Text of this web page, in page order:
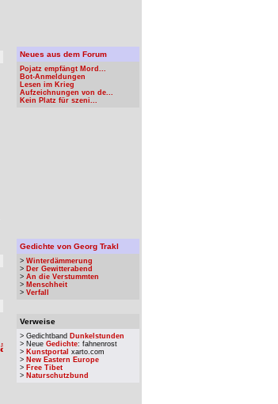
Neues aus dem Forum
Pojatz empfängt Mord...
Bot-Anmeldungen
Lesen im Krieg
Aufzeichnungen von de...
Kein Platz für szeni...
Gedichte von Georg Trakl
> Winterdämmerung
> Der Gewitterabend
> An die Verstummten
> Menschheit
> Verfall
Verweise
> Gedichtband Dunkelstunden
> Neue Gedichte: fahnenrost
> Kunstportal xarto.com
> New Eastern Europe
> Free Tibet
> Naturschutzbund